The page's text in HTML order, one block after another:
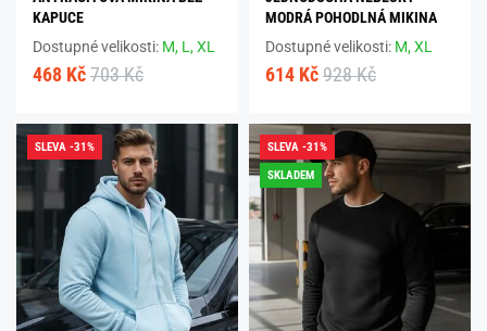
KAPUCE
Dostupné velikosti: M, L,XL
468 Kč 703 Kč
MODRÁ POHODLNÁ MIKINA
Dostupné velikosti: M,XL
614 Kč 928 Kč
SLEVA -31%
SLEVA -31%
SKLADEM